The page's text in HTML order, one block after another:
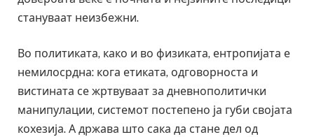
стануваат неизбежни.
Во политиката, како и во физиката, ентропијата е
немилосрдна: кога етиката, одговорноста и
вистината се жртвуваат за дневнополитички
манипулации, системот постепено ја губи својата
кохезија. А држава што сака да стане дел од